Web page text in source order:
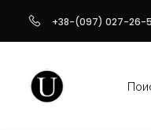
+38-(097) 027-26-